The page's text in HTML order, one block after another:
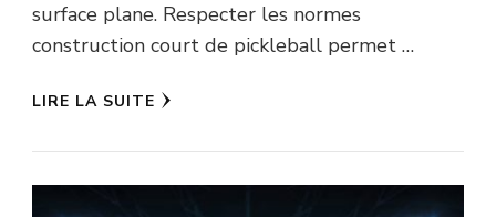
surface plane. Respecter les normes
construction court de pickleball permet …
LIRE LA SUITE